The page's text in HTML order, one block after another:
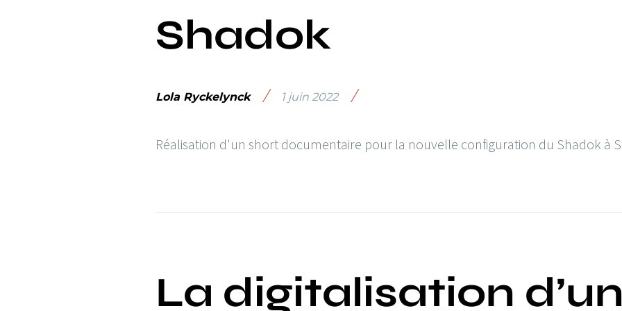
Shadok
Lola Ryckelynck / 1 juin 2022 /
Réalisation d'un short documentaire pour la nouvelle configuration du Shadok à
La digitalisation d’un